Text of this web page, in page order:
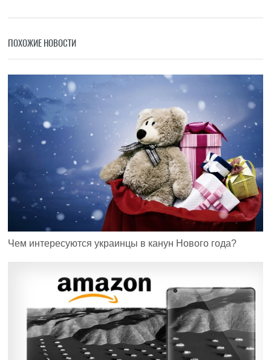
ПОХОЖИЕ НОВОСТИ
Чем интересуются украинцы в канун Нового года?